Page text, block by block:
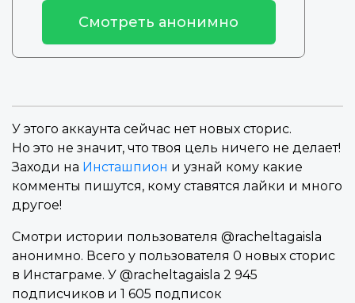
Смотреть анонимно
У этого аккаунта сейчас нет новых сторис.
Но это не значит, что твоя цель ничего не делает!
Заходи на Инсташпион и узнай кому какие
комменты пишутся, кому ставятся лайки и много
другое!
Смотри истории пользователя @racheltagaisla
анонимно. Всего у пользователя 0 новых сторис
в Инстаграме. У @racheltagaisla 2 945
подписчиков и 1 605 подписок